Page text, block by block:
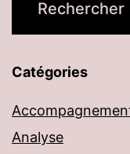
Catégories
Analyse